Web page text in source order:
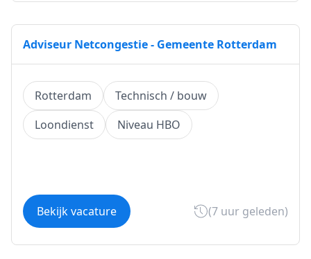
Adviseur Netcongestie - Gemeente Rotterdam
Rotterdam
Technisch / bouw
Loondienst
Niveau HBO
Bekijk vacature (7 uur geleden)